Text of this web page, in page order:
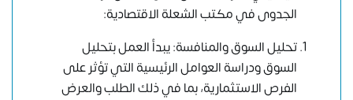
الجدوى في مكتب الشعلة الاقتصادية:
تحليل السوق والمنافسة: يبدأ العمل بتحليل
السوق ودراسة العوامل الرئيسية التي تؤثر على
الفرص الاستثمارية، بما في ذلك الطلب والعرض